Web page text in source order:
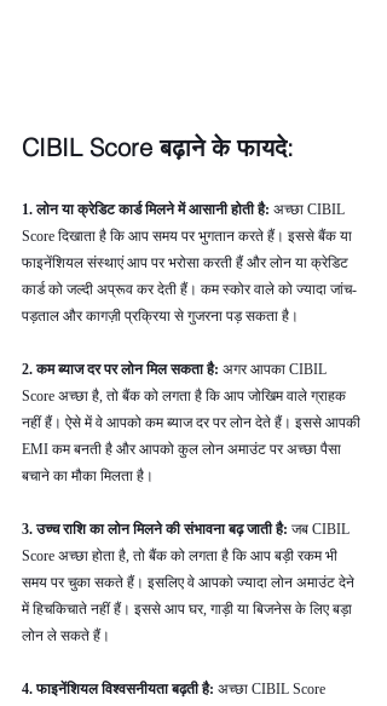
CIBIL Score बढ़ाने के फायदे:
1. लोन या क्रेडिट कार्ड मिलने में आसानी होती है: अच्छा CIBIL
Score दिखाता है कि आप समय पर भुगतान करते हैं। इससे बैंक या
फाइनेंशियल संस्थाएं आप पर भरोसा करती हैं और लोन या क्रेडिट
कार्ड को जल्दी अप्रूव कर देती हैं। कम स्कोर वाले को ज्यादा जांच-
पड़ताल और कागज़ी प्रक्रिया से गुजरना पड़ सकता है।
2. कम ब्याज दर पर लोन मिल सकता है: अगर आपका CIBIL
Score अच्छा है, तो बैंक को लगता है कि आप जोखिम वाले ग्राहक
नहीं हैं। ऐसे में वे आपको कम ब्याज दर पर लोन देते हैं। इससे आपकी
EMI कम बनती है और आपको कुल लोन अमाउंट पर अच्छा पैसा
बचाने का मौका मिलता है।
3. उच्च राशि का लोन मिलने की संभावना बढ़ जाती है: जब CIBIL
Score अच्छा होता है, तो बैंक को लगता है कि आप बड़ी रकम भी
समय पर चुका सकते हैं। इसलिए वे आपको ज्यादा लोन अमाउंट देने
में हिचकिचाते नहीं हैं। इससे आप घर, गाड़ी या बिजनेस के लिए बड़ा
लोन ले सकते हैं।
4. फाइनेंशियल विश्वसनीयता बढ़ती है: अच्छा CIBIL Score